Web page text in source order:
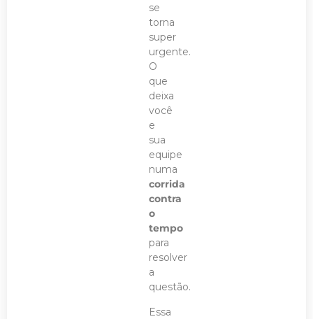
se
torna
super
urgente.
O
que
deixa
você
e
sua
equipe
numa
corrida
contra
o
tempo
para
resolver
a
questão.
Essa